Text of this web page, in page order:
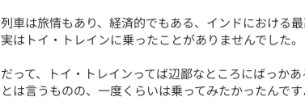
列車は旅情もあり、経済的でもある、インドにおける
実はトイ・トレインに乗ったことがありませんでした。
だって、トイ・トレインってば辺鄙なところにばっか
とは言うものの、一度くらいは乗ってみたかったんです